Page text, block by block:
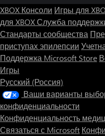
XBOX Консоли Игры для
для XBOXСлужба
Стандарты сообщества
приступах эпилепсии
Поддержка Microsoft Store
Игры
Русский (Россия)
Ваши варианты
конфиденциальности
Конфиденциальность
Связаться с Microsoft